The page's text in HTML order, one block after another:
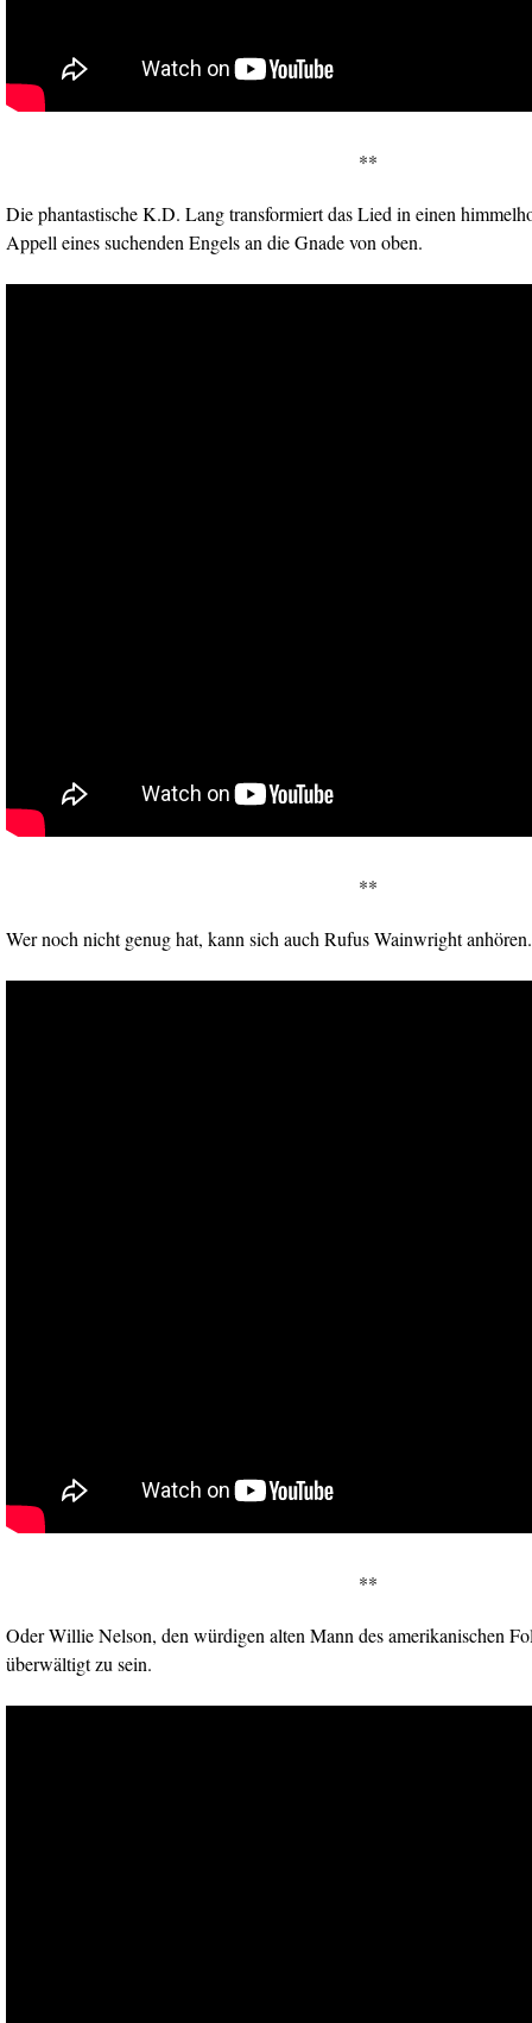
**
Die phantastische K.D. Lang transformiert das Lied in einen
Appell eines suchenden Engels an die Gnade von oben.
**
Wer noch nicht genug hat, kann sich auch Rufus Wainwright anhören.
**
Oder Willie Nelson, den würdigen alten Mann des amerikanischen
überwältigt zu sein.